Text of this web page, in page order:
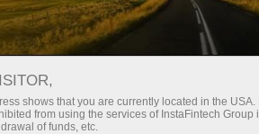
InstaForex билан сиз
Кичик
Ҳар бир депозит учун
shows that you are currently located in the
from using the services of InstaFintech
of funds, etc.